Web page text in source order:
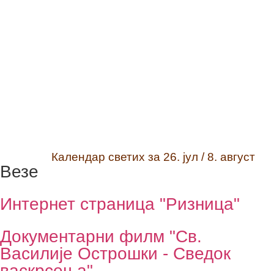
Календар светих за 26. јул / 8. август
Везе
Интернет страница "Ризница"
Документарни филм "Св.
Василије Острошки - Сведок